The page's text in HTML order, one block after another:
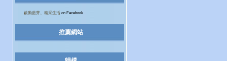
啟動藍芽、精采生活 on Facebook
推薦網站